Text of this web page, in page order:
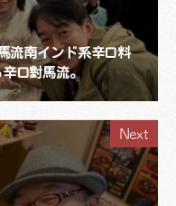
流南インド系辛口料
口對馬流。
Next